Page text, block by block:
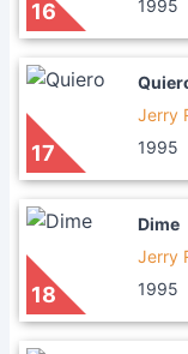
16
1995
17
Jerry
1995
18
Dime
Jerry
1995